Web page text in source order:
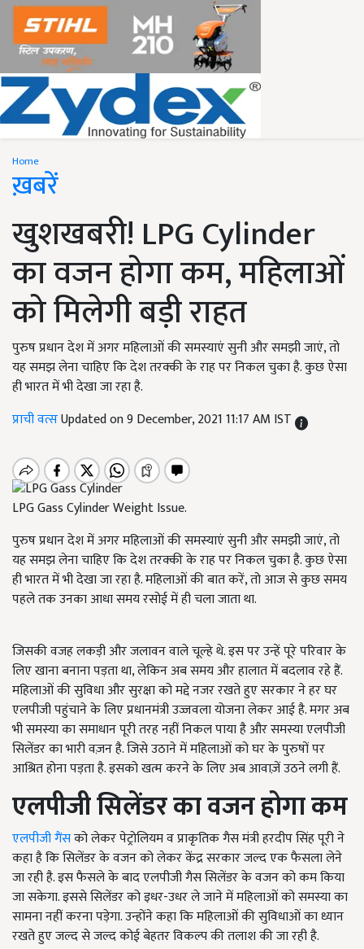
Home
ख़बरें
खुशखबरी! LPG Cylinder
का वजन होगा कम, महिलाओं
को मिलेगी बड़ी राहत
पुरुष प्रधान देश में अगर महिलाओं की समस्याएं सुनी और समझी जाएं, तो
यह समझ लेना चाहिए कि देश तरक्की के राह पर निकल चुका है. कुछ ऐसा
ही भारत में भी देखा जा रहा है.
प्राची वत्सUpdated on 9 December, 2021 11:17 AM IST
LPG Gass Cylinder Weight Issue.
पुरुष प्रधान देश में अगर महिलाओं की समस्याएं सुनी और समझी जाएं, तो
यह समझ लेना चाहिए कि देश तरक्की के राह पर निकल चुका है. कुछ ऐसा
ही भारत में भी देखा जा रहा है. महिलाओं की बात करें, तो आज से कुछ समय
पहले तक उनका आधा समय रसोई में ही चला जाता था.
जिसकी वजह लकड़ी और जलावन वाले चूल्हे थे. इस पर उन्हें पूरे परिवार के
लिए खाना बनाना पड़ता था, लेकिन अब समय और हालात में बदलाव रहे हैं.
महिलाओं की सुविधा और सुरक्षा को मद्दे नजर रखते हुए सरकार ने हर घर
एलपीजी पहुंचाने के लिए प्रधानमंत्री उज्जवला योजना लेकर आई है. मगर अब
भी समस्या का समाधान पूरी तरह नहीं निकल पाया है और समस्या एलपीजी
सिलेंडर का भारी वज़न है. जिसे उठाने में महिलाओं को घर के पुरुषों पर
आश्रित होना पड़ता है. इसको खत्म करने के लिए अब आवाज़ें उठने लगी हैं.
एलपीजी सिलेंडर का वजन होगा कम
एलपीजी गैंसको लेकर पेट्रोलियम व प्राकृतिक गैस मंत्री हरदीप सिंह पूरी ने
कहा है कि सिलेंडर के वजन को लेकर केंद्र सरकार जल्द एक फैसला लेने
जा रही है. इस फैसले के बाद एलपीजी गैस सिलेंडर के वजन को कम किया
जा सकेगा. इससे सिलेंडर को इधर-उधर ले जाने में महिलाओं को समस्या का
सामना नहीं करना पड़ेगा. उन्होंने कहा कि महिलाओं की सुविधाओं का ध्यान
रखते हुए जल्द से जल्द कोई बेहतर विकल्प की तलाश की जा रही है.